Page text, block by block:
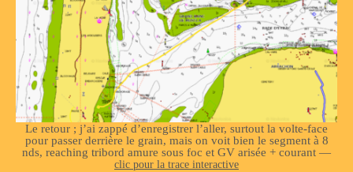
Le retour ; j’ai zappé d’enregistrer l’aller, surtout la volte-face
pour passer derrière le grain, mais on voit bien le segment à 8
nds, reaching tribord amure sous foc et GV arisée + courant —
clic pour la trace interactive